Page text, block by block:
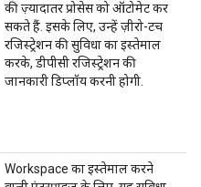
की ज़्यादातर प्रोसेस को ऑटोमेट कर
सकते हैं. इसके लिए, उन्हें ज़ीरो-टच
रजिस्ट्रेशन की सुविधा का इस्तेमाल
करके, डीपीसी रजिस्ट्रेशन की
जानकारी डिप्लॉय करनी होगी.
Workspace का इस्तेमाल करने